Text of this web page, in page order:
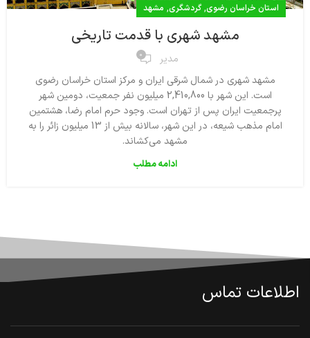
استان خراسان رضوی,گردشگری, مشهد
مشهد شهری با قدمت تاریخی
مدیر 0
مشهد شهری در شمال شرقی ایران و مرکز استان خراسان رضوی
است. این شهر با 2,410,800 میلیون نفر جمعیت، دومین شهر
پرجمعیت ایران پس از تهران است. وجود حرم امام رضا، هشتمین
امام مذهب شیعه، در این شهر، سالانه بیش از 13 میلیون زائر را به
مشهد می‌کشاند.
ادامه مطلب
اطلاعات تماس